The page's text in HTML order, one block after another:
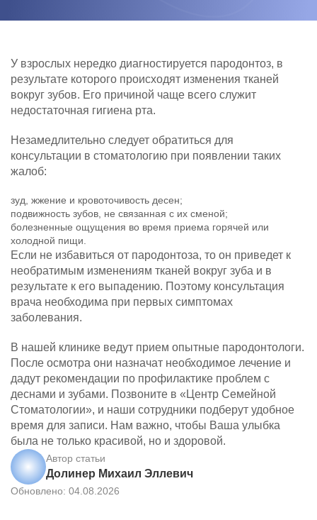
У взрослых нередко диагностируется пародонтоз, в
результате которого происходят изменения тканей
вокруг зубов. Его причиной чаще всего служит
недостаточная гигиена рта.
Незамедлительно следует обратиться для
консультации в стоматологию при появлении таких
жалоб:
зуд, жжение и кровоточивость десен;
подвижность зубов, не связанная с их сменой;
болезненные ощущения во время приема горячей или
холодной пищи.
Если не избавиться от пародонтоза, то он приведет к
необратимым изменениям тканей вокруг зуба и в
результате к его выпадению. Поэтому консультация
врача необходима при первых симптомах
заболевания.
В нашей клинике ведут прием опытные пародонтологи.
После осмотра они назначат необходимое лечение и
дадут рекомендации по профилактике проблем с
деснами и зубами. Позвоните в «Центр Семейной
Стоматологии», и наши сотрудники подберут удобное
время для записи. Нам важно, чтобы Ваша улыбка
была не только красивой, но и здоровой.
Автор статьи
Долинер Михаил Эллевич
Обновлено: 04.08.2026